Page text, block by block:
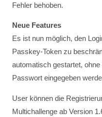
Fehler behoben.
Neue Features
Es ist nun möglich, den
Passkey‑Token zu
automatisch gestartet,
Passwort eingegeben
User können die
Multichallenge ab Version